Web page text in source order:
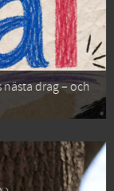
drag – och